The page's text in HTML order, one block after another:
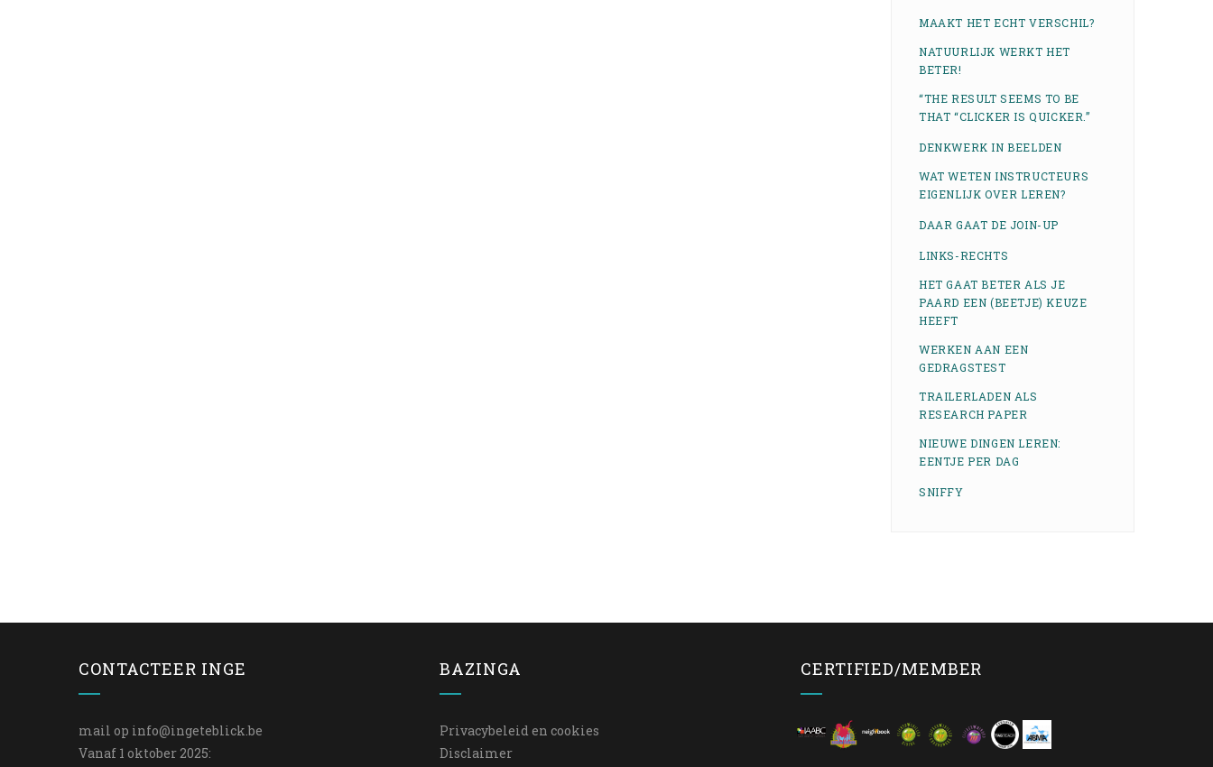
MAAKT HET ECHT VERSCHIL?
NATUURLIJK WERKT HET
BETER!
“THE RESULT SEEMS TO BE
THAT “CLICKER IS QUICKER.”
DENKWERK IN BEELDEN
WAT WETEN INSTRUCTEURS
EIGENLIJK OVER LEREN?
DAAR GAAT DE JOIN-UP
LINKS-RECHTS
HET GAAT BETER ALS JE
PAARD EEN (BEETJE) KEUZE
HEEFT
WERKEN AAN EEN
GEDRAGSTEST
TRAILERLADEN ALS
RESEARCH PAPER
NIEUWE DINGEN LEREN:
EENTJE PER DAG
SNIFFY
CONTACTEER INGE
mail op info@ingeteblick.be
Vanaf 1 oktober 2025:
BAZINGA
Privacybeleid en cookies
Disclaimer
CERTIFIED/MEMBER